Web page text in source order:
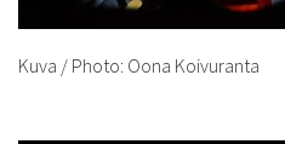
Kuva / Photo: Oona Koivuranta